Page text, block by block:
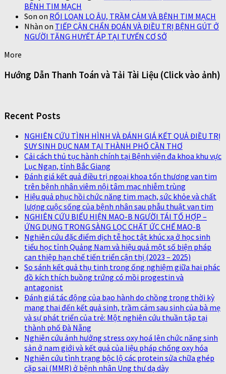
BỆNH TIM MẠCH
Son on RỐI LOẠN LO ÂU, TRẦM CẢM VÀ BỆNH TIM MẠCH
Nhàn on TIẾP CẬN CHẨN ĐOÁN VÀ ĐIỀU TRỊ BỆNH GÚT Ở
NGƯỜI TĂNG HUYẾT ÁP TẠI TUYẾN CƠ SỞ
More
Hướng Dẫn Thanh Toán và Tải Tài Liệu (Click vào ảnh)
Recent Posts
NGHIÊN CỨU TÌNH HÌNH VÀ ĐÁNH GIÁ KẾT QUẢ ĐIỀU TRỊ
SUY SINH DỤC NAM TẠI THÀNH PHỐ CẦN THƠ
Cải cách thủ tục hành chính tại Bệnh viện đa khoa khu vực
Lục Ngạn, tỉnh Bắc Giang
Đánh giá kết quả điều trị ngoại khoa tổn thương van tim
trên bệnh nhân viêm nội tâm mạc nhiễm trùng
Hiệu quả phục hồi chức năng tim mạch, sức khỏe và chất
lượng cuộc sống của bệnh nhân sau phẫu thuật van tim
NGHIÊN CỨU BIỂU HIỆN MAO-B NGƯỜI TÁI TỔ HỢP –
ỨNG DỤNG TRONG SÀNG LỌC CHẤT ỨC CHẾ MAO-B
Nghiên cứu đặc điểm dịch tễ học tật khúc xạ ở học sinh
tiểu học tỉnh Quảng Nam và hiệu quả một số biện pháp
can thiệp hạn chế tiến triển cận thị (2023 – 2025)
So sánh kết quả thụ tinh trong ống nghiệm giữa hai phác
đồ kích thích buồng trứng có mồi progestin và
antagonist
Đánh giá tác động của bạo hành do chồng trong thời kỳ
mang thai đến kết quả sinh, trầm cảm sau sinh của bà mẹ
và sự phát triển của trẻ: Một nghiên cứu thuần tập tại
thành phố Đà Nẵng
Nghiên cứu ảnh hưởng stress oxy hoá lên chức năng sinh
sản ở nam giới và kết quả của liệu pháp chống oxy hóa
Nghiên cứu tình trạng bộc lộ các protein sửa chữa ghép
cặp sai (MMR) ở bệnh nhân Ung thư dạ dày